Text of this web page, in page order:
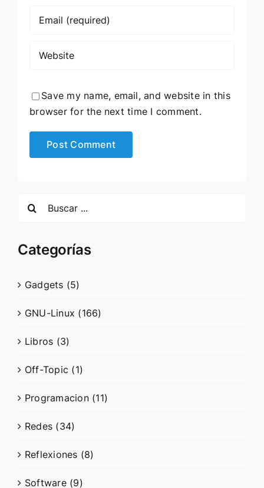
Save my name, email, and website in this
browser for the next time I comment.
Categorías
Gadgets (5)
GNU-Linux (166)
Libros (3)
Off-Topic (1)
Programacion (11)
Redes (34)
Reflexiones (8)
Software (9)